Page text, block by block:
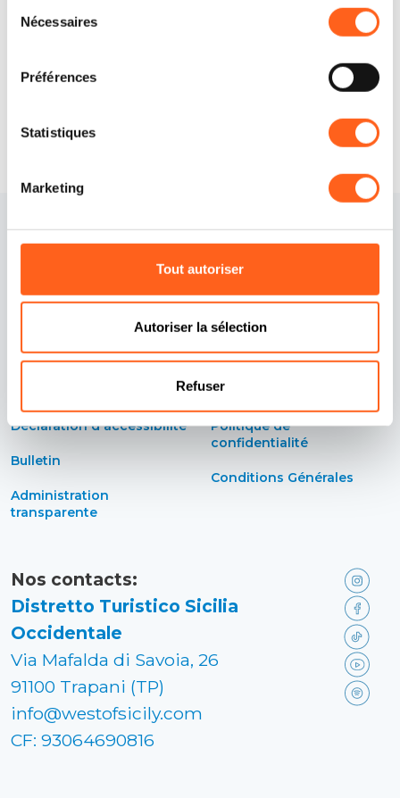
Nécessaires
Préférences
Statistiques
Marketing
Tout autoriser
Autoriser la sélection
Refuser
Contacts
Déclaration d'accessibilité
Bulletin
Administration
transparente
Politique de cookies
Préférences cookies
Politique de
confidentialité
Conditions Générales
Nos contacts:
Distretto Turistico Sicilia
Occidentale
Via Mafalda di Savoia, 26
91100 Trapani (TP)
info@westofsicily.com
CF: 93064690816